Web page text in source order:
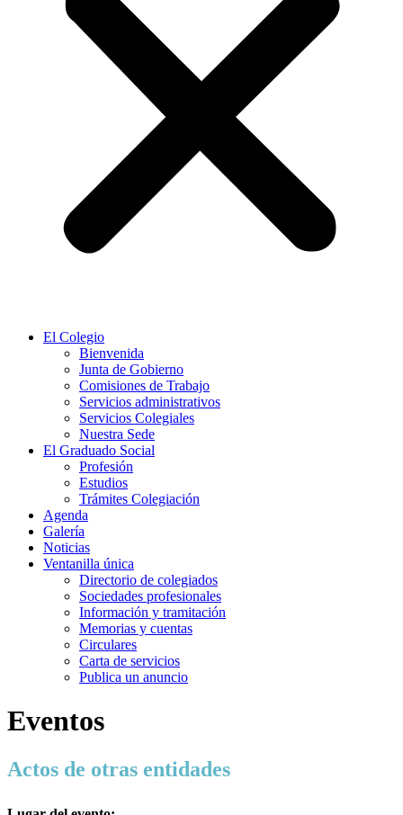
El Colegio
Bienvenida
Junta de Gobierno
Comisiones de Trabajo
Servicios administrativos
Servicios Colegiales
Nuestra Sede
El Graduado Social
Profesión
Estudios
Trámites Colegiación
Agenda
Galería
Noticias
Ventanilla única
Directorio de colegiados
Sociedades profesionales
Información y tramitación
Memorias y cuentas
Circulares
Carta de servicios
Publica un anuncio
Eventos
Actos de otras entidades